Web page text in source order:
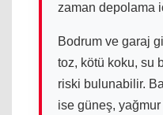
zaman depolama
Bodrum ve garaj
toz, kötü koku, su
riski bulunabilir.
ise güneş, yağmur